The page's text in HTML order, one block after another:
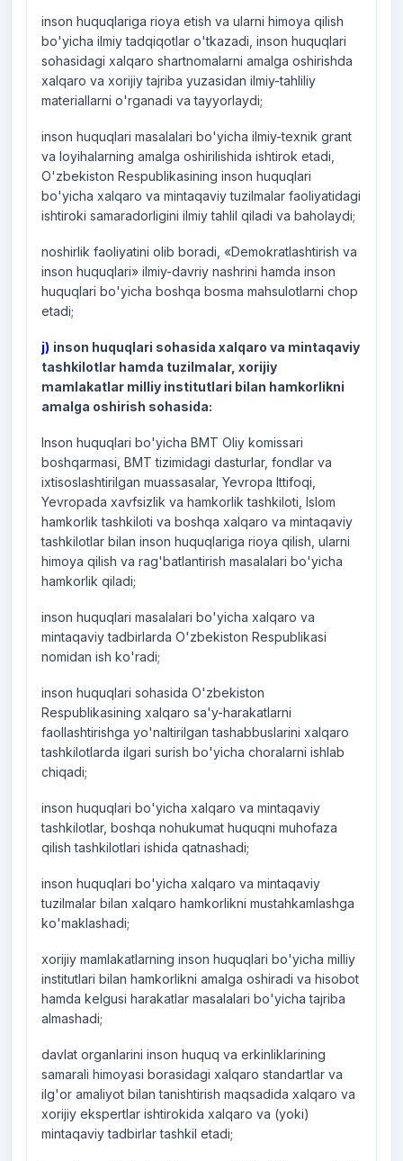
inson huquqlariga rioya etish va ularni himoya qilish
bo'yicha ilmiy tadqiqotlar o'tkazadi, inson huquqlari
sohasidagi xalqaro shartnomalarni amalga oshirishda
xalqaro va xorijiy tajriba yuzasidan ilmiy-tahliliy
materiallarni o'rganadi va tayyorlaydi;
inson huquqlari masalalari bo'yicha ilmiy-texnik grant
va loyihalarning amalga oshirilishida ishtirok etadi,
O'zbekiston Respublikasining inson huquqlari
bo'yicha xalqaro va mintaqaviy tuzilmalar faoliyatidagi
ishtiroki samaradorligini ilmiy tahlil qiladi va baholaydi;
noshirlik faoliyatini olib boradi, «Demokratlashtirish va
inson huquqlari» ilmiy-davriy nashrini hamda inson
huquqlari bo'yicha boshqa bosma mahsulotlarni chop
etadi;
j) inson huquqlari sohasida xalqaro va mintaqaviy
tashkilotlar hamda tuzilmalar, xorijiy
mamlakatlar milliy institutlari bilan hamkorlikni
amalga oshirish sohasida:
Inson huquqlari bo'yicha BMT Oliy komissari
boshqarmasi, BMT tizimidagi dasturlar, fondlar va
ixtisoslashtirilgan muassasalar, Yevropa Ittifoqi,
Yevropada xavfsizlik va hamkorlik tashkiloti, Islom
hamkorlik tashkiloti va boshqa xalqaro va mintaqaviy
tashkilotlar bilan inson huquqlariga rioya qilish, ularni
himoya qilish va rag'batlantirish masalalari bo'yicha
hamkorlik qiladi;
inson huquqlari masalalari bo'yicha xalqaro va
mintaqaviy tadbirlarda O'zbekiston Respublikasi
nomidan ish ko'radi;
inson huquqlari sohasida O'zbekiston
Respublikasining xalqaro sa'y-harakatlarni
faollashtirishga yo'naltirilgan tashabbuslarini xalqaro
tashkilotlarda ilgari surish bo'yicha choralarni ishlab
chiqadi;
inson huquqlari bo'yicha xalqaro va mintaqaviy
tashkilotlar, boshqa nohukumat huquqni muhofaza
qilish tashkilotlari ishida qatnashadi;
inson huquqlari bo'yicha xalqaro va mintaqaviy
tuzilmalar bilan xalqaro hamkorlikni mustahkamlashga
ko'maklashadi;
xorijiy mamlakatlarning inson huquqlari bo'yicha milliy
institutlari bilan hamkorlikni amalga oshiradi va hisobot
hamda kelgusi harakatlar masalalari bo'yicha tajriba
almashadi;
davlat organlarini inson huquq va erkinliklarining
samarali himoyasi borasidagi xalqaro standartlar va
ilg'or amaliyot bilan tanishtirish maqsadida xalqaro va
xorijiy ekspertlar ishtirokida xalqaro va (yoki)
mintaqaviy tadbirlar tashkil etadi;